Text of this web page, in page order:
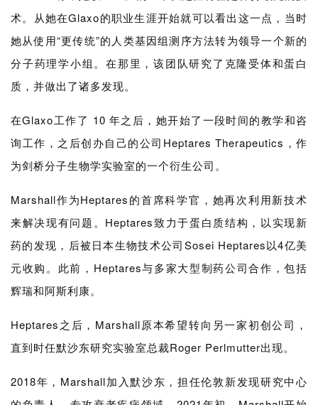
术。从她在Glaxo的职业生涯开始就可以看出这一点，当时
她从使用“更传统”的人类基因组测序方法转为领导一个新的
分子药理学小组。在那里，该团队研究了克隆受体和蛋白
质，并做出了诸多发现。
在Glaxo工作了 10 年之后，她开始了一段时间的教学和咨
询工作，之后创办自己的公司 Heptares Therapeutics ，作
为剑桥分子生物学实验室的一个衍生公司。
Marshall作为Heptares的首席科学官，她再次利用新技术
来解决现有问题。 Heptares致力于蛋白质结构，以实现新
药的发现，后被日本生物技术公司Sosei Heptares以4亿美
元收购。此前， Heptares与多家大型制药公司合作，包括
辉瑞和阿斯利康。
Heptares之后，Marshall原本希望转向另一家初创公司，
直到时任默沙东研究实验室总裁Roger Perlmutter出现。
2018年，Marshall加入默沙东，担任伦敦新发现研究中心